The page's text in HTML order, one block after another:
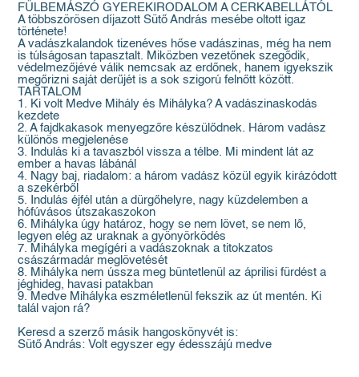
FÜLBEMÁSZÓ GYEREKIRODALOM A CERKABELLÁTÓL
A többszörösen díjazott Sütő András mesébe oltott igaz
története!
A vadászkalandok tizenéves hőse vadászinas, még ha nem
is túlságosan tapasztalt. Miközben vezetőnek szegődik,
védelmezőjévé válik nemcsak az erdőnek, hanem igyekszik
megőrizni saját derűjét is a sok szigorú felnőtt között.
TARTALOM
1. Ki volt Medve Mihály és Mihályka? A vadászinaskodás
kezdete
2. A fajdkakasok menyegzőre készülődnek. Három vadász
különös megjelenése
3. Indulás ki a tavaszból vissza a télbe. Mi mindent lát az
ember a havas lábánál
4. Nagy baj, riadalom: a három vadász közül egyik kirázódott
a szekérből
5. Indulás éjfél után a dürgőhelyre, nagy küzdelemben a
hófúvásos útszakaszokon
6. Mihályka úgy határoz, hogy se nem lövet, se nem lő,
legyen elég az uraknak a gyönyörködés
7. Mihályka megígéri a vadászoknak a titokzatos
császármadár meglövetését
8. Mihályka nem ússza meg büntetlenül az áprilisi fürdést a
jéghideg, havasi patakban
9. Medve Mihályka eszméletlenül fekszik az út mentén. Ki
talál vajon rá?
Keresd a szerző másik hangoskönyvét is:
Sütő András: Volt egyszer egy édesszájú medve